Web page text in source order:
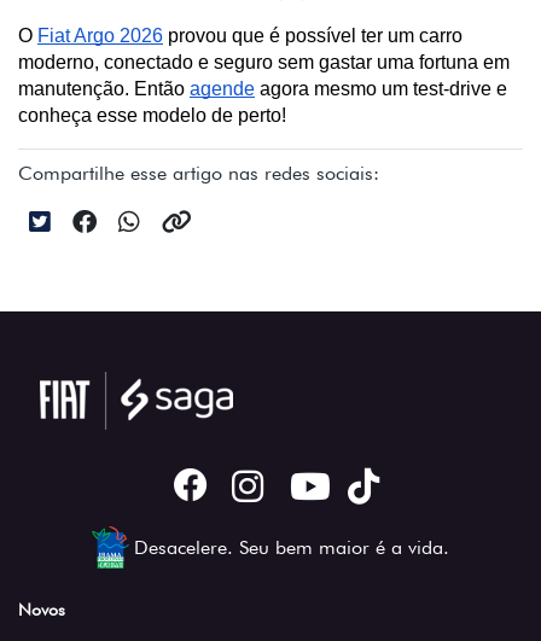
O Fiat Argo 2026 provou que é possível ter um carro
moderno, conectado e seguro sem gastar uma fortuna em
manutenção. Então agende agora mesmo um test-drive e
conheça esse modelo de perto!
Compartilhe esse artigo nas redes sociais:
Desacelere. Seu bem maior é a vida.
Novos